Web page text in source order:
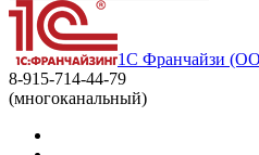
1С Франчайзи
8-915-714-44-79
(многоканальный)